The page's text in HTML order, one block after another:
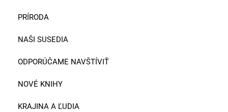
PRÍRODA
NAŠI SUSEDIA
ODPORÚČAME NAVŠTÍVIŤ
NOVÉ KNIHY
KRAJINA A ĽUDIA